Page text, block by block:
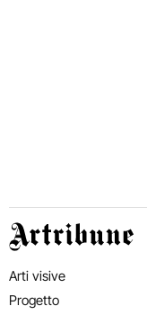
Artribune
Arti visive
Progetto